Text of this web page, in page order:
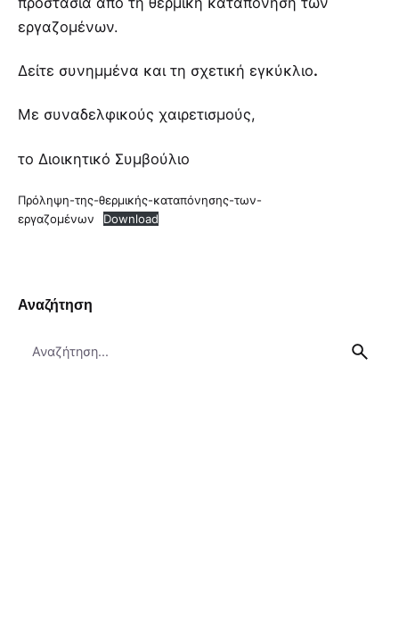
εργαζομένων.
Δείτε συνημμένα και τη σχετική εγκύκλιο.
Με συναδελφικούς χαιρετισμούς,
το Διοικητικό Συμβούλιο
Πρόληψη-της-θερμικής-καταπόνησης-των-
εργαζομένων
Download
Αναζήτηση
for